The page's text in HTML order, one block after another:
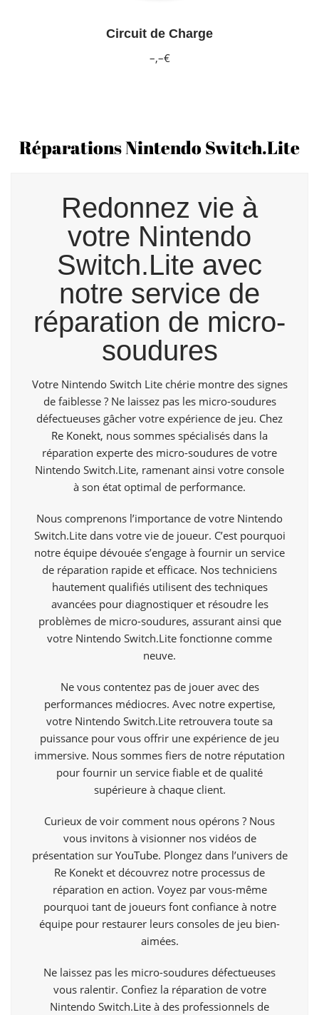
Circuit de Charge
–,–€
Réparations Nintendo Switch.Lite
Redonnez vie à
votre Nintendo
Switch.Lite avec
notre service de
réparation de micro-
soudures
Votre Nintendo Switch Lite chérie montre des signes
de faiblesse ? Ne laissez pas les micro-soudures
défectueuses gâcher votre expérience de jeu. Chez
Re Konekt, nous sommes spécialisés dans la
réparation experte des micro-soudures de votre
Nintendo Switch.Lite, ramenant ainsi votre console
à son état optimal de performance.
Nous comprenons l’importance de votre Nintendo
Switch.Lite dans votre vie de joueur. C’est pourquoi
notre équipe dévouée s’engage à fournir un service
de réparation rapide et efficace. Nos techniciens
hautement qualifiés utilisent des techniques
avancées pour diagnostiquer et résoudre les
problèmes de micro-soudures, assurant ainsi que
votre Nintendo Switch.Lite fonctionne comme
neuve.
Ne vous contentez pas de jouer avec des
performances médiocres. Avec notre expertise,
votre Nintendo Switch.Lite retrouvera toute sa
puissance pour vous offrir une expérience de jeu
immersive. Nous sommes fiers de notre réputation
pour fournir un service fiable et de qualité
supérieure à chaque client.
Curieux de voir comment nous opérons ? Nous
vous invitons à visionner nos vidéos de
présentation sur YouTube. Plongez dans l’univers de
Re Konekt et découvrez notre processus de
réparation en action. Voyez par vous-même
pourquoi tant de joueurs font confiance à notre
équipe pour restaurer leurs consoles de jeu bien-
aimées.
Ne laissez pas les micro-soudures défectueuses
vous ralentir. Confiez la réparation de votre
Nintendo Switch.Lite à des professionnels de